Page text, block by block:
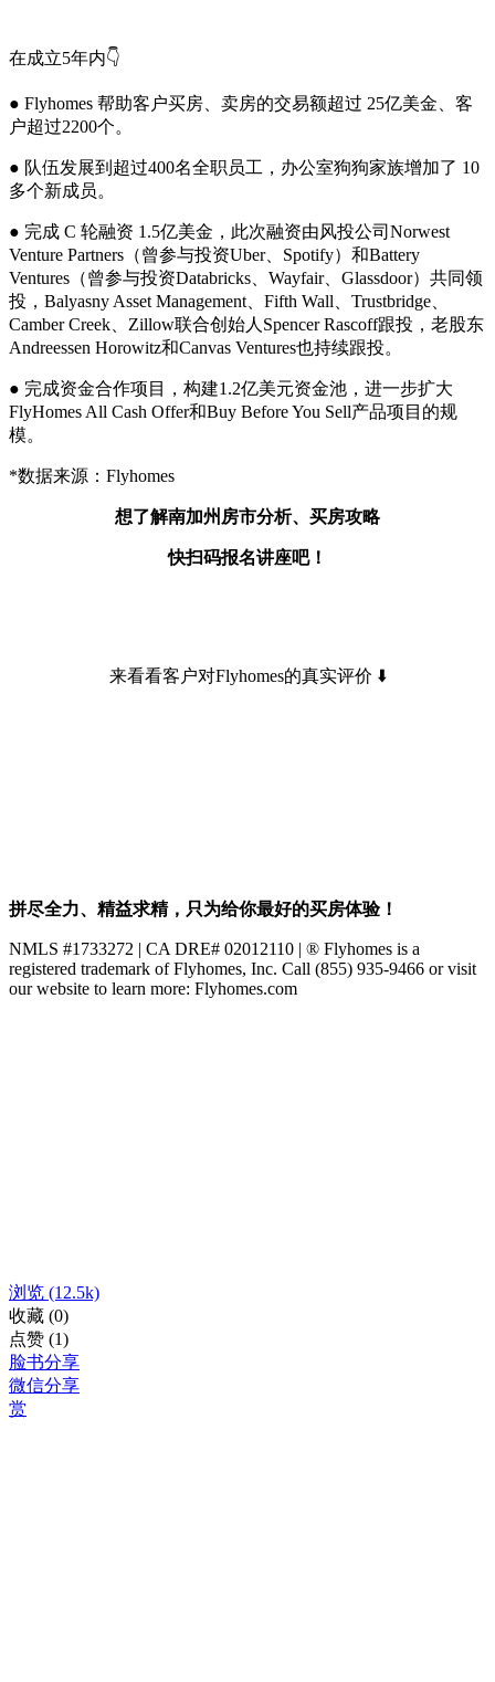
在成立5年内👇
● Flyhomes 帮助客户买房、卖房的交易额超过 25亿美金、客
户超过2200个。
● 队伍发展到超过400名全职员工，办公室狗狗家族增加了 10
多个新成员。
● 完成 C 轮融资 1.5亿美金，此次融资由风投公司Norwest
Venture Partners（曾参与投资Uber、Spotify）和Battery
Ventures（曾参与投资Databricks、Wayfair、Glassdoor）共同领
投，Balyasny Asset Management、Fifth Wall、Trustbridge、
Camber Creek、Zillow联合创始人Spencer Rascoff跟投，老股东
Andreessen Horowitz和Canvas Ventures也持续跟投。
● 完成资金合作项目，构建1.2亿美元资金池，进一步扩大
FlyHomes All Cash Offer和Buy Before You Sell产品项目的规
模。
*数据来源：Flyhomes
想了解南加州房市分析、买房攻略
快扫码报名讲座吧！
来看看客户对Flyhomes的真实评价 ⬇️
拼尽全力、精益求精，只为给你最好的买房体验！
NMLS #1733272 | CA DRE# 02012110 | ® Flyhomes is a
registered trademark of Flyhomes, Inc. Call (855) 935-9466 or visit
our website to learn more: Flyhomes.com
浏览 (12.5k)
收藏 (0)
点赞 (1)
脸书分享
微信分享
赏